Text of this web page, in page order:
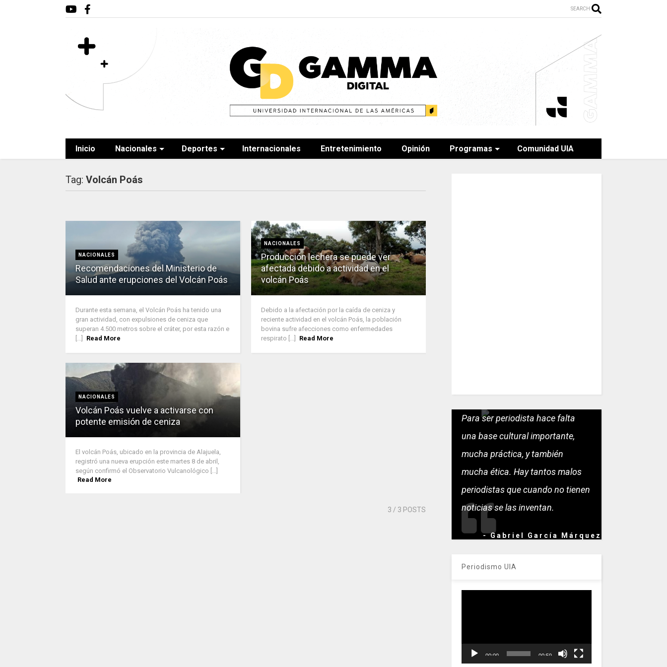
SEARCH
Inicio Nacionales Deportes Internacionales Entretenimiento Opinión Programas Comunidad UIA
Tag: Volcán Poás
NACIONALES
Recomendaciones del Ministerio de
Salud ante erupciones del Volcán Poás
Durante esta semana, el Volcán Poás ha tenido una
gran actividad, con expulsiones de ceniza que
superan 4.500 metros sobre el cráter, por esta razón e
[...]
Read More
NACIONALES
Producción lechera se puede ver
afectada debido a actividad en el
volcán Poás
Debido a la afectación por la caída de ceniza y
reciente actividad en el volcán Poás, la población
bovina sufre afecciones como enfermedades
respirato [...]
Read More
NACIONALES
Volcán Poás vuelve a activarse con
potente emisión de ceniza
El volcán Poás, ubicado en la provincia de Alajuela,
registró una nueva erupción este martes 8 de abril,
según confirmó el Observatorio Vulcanológico [...]
Read More
3 / 3 POSTS
Para ser periodista hace falta
una base cultural importante,
mucha práctica, y también
mucha ética. Hay tantos malos
periodistas que cuando no tienen
noticias se las inventan.
- Gabriel García Márquez
Periodismo UIA
00:00 00:59